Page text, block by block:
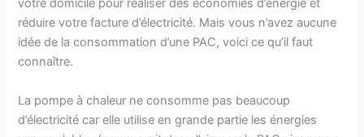
votre domicile pour réaliser des économies d’énergie et
réduire votre facture d’électricité. Mais vous n’avez aucune
idée de la consommation d’une PAC, voici ce qu’il faut
connaître.
La pompe à chaleur ne consomme pas beaucoup
d’électricité car elle utilise en grande partie les énergies